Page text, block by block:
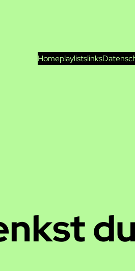
Homeplaylistslinks
du